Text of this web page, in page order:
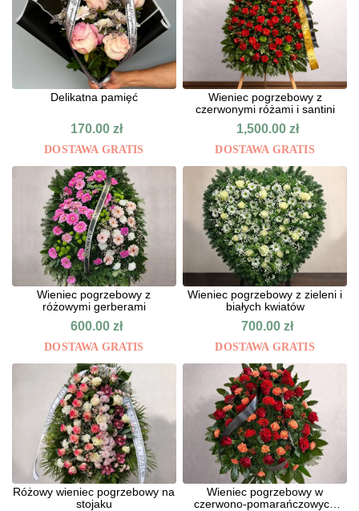
Delikatna pamięć
170.00 zł
DOSTAWA GRATIS
Wieniec pogrzebowy z
czerwonymi różami i santini
1,500.00 zł
DOSTAWA GRATIS
Wieniec pogrzebowy z
różowymi gerberami
600.00 zł
DOSTAWA GRATIS
Wieniec pogrzebowy z zieleni i
białych kwiatów
700.00zł
DOSTAWA GRATIS
Różowy wieniec pogrzebowy na
stojaku
Wieniec pogrzebowy w
czerwono-pomarańczowych